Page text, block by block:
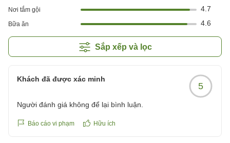
Nơi tắm gội 4.7
Bữa ăn 4.6
Sắp xếp và lọc
Khách đã được xác minh
5
Người đánh giá không để lại bình luận.
Báo cáo vi phạm Hữu ích